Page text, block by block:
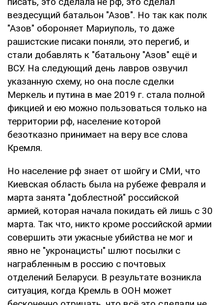
вездесущий батальон "Азов". Но так как полк
"Азов" обороняет Мариуполь, то даже
рашистские писаки поняли, это перегиб, и
стали добавлять к "батальону "Азов" ещё и
ВСУ. На следующий день лавров озвучил
указанную схему, но она после сделки
Меркель и путина в мае 2019 г. стала полной
фикцией и ею можно пользоваться только на
территории рф, население которой
безотказно принимает на веру все слова
Кремля.
Но население рф знает от шойгу и СМИ, что
Киевская область была на рубеже февраля и
марта занята "доблестной" российской
армией, которая начала покидать ей лишь с 30
марта. Так что, никто кроме российской армии
совершить эти ужасные убийства не мог и
явно не "укронацисты" шлют посылки с
награбленным в россию с почтовых
отделений Беларуси. В результате возникла
ситуация, когда Кремль в ООН может